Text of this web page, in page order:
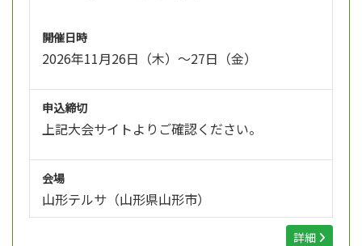
開催日時
2026年11月26日（木）～27日（金）
申込締切
上記大会サイトよりご確認ください。
会場
山形テルサ（山形県山形市）
詳細